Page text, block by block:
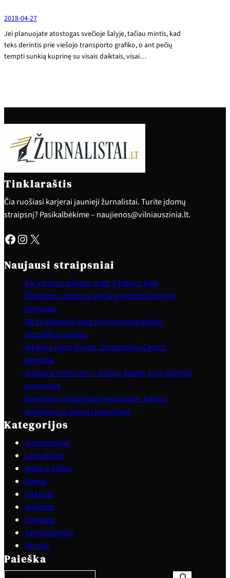
2018-04-27
Jei planuojate atostogas svečioje šalyje, tačiau mintis, kad
teks derintis prie viešojo transporto grafiko, o ant pečių
tempti sunkią kuprinę su visais daiktais, visai…
Tinklaraštis
Čia ruošiasi karjerai jaunieji žurnalistai. Turite įdomų
straipsnį? Pasikalbėkime – naujienos@vilniauszinia.lt.
Facebook Instagram X
Naujausi straipsniai
Kai vanduo palieka rūdis ir kalkes: kaip
filtravimo sistemos keičia gyvenimo kokybę
namuose
Ne tik obuoliai: kaip virtuvėje panaudoti
egzotiškus vaisius
Alkūnės-riešo įtvarai. Ortopedijos Centro
gaminiai
Auskarai moterims – stiliaus detalė, kuri atspindi
asmenybę
Gyventojų mažėjimas regionuose: kokios
priežastys ir galimi sprendimai
Kategorijos
Automobiliai
Laisvalaikis
Mada ir stilius
Namai
Pirkiniai
Reklama
Sveikata
Technologijos
Verslas
Paieška
e
a